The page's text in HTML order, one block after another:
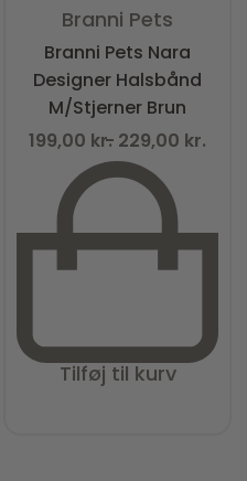
Branni Pets
Branni Pets Nara
Designer Halsbånd
M/Stjerner Brun
199,00 kr. 229,00 kr.
Tilføj til kurv